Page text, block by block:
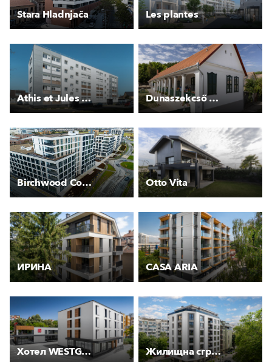
Stara Hladnjača Les plantes
Athis et Jules Vallès Dunaszekcső parasztház
Birchwood Court Otto Vita
ИРИНА CASA ARIA
Хотел WESTGATE Жилищна сграда “Чайка“